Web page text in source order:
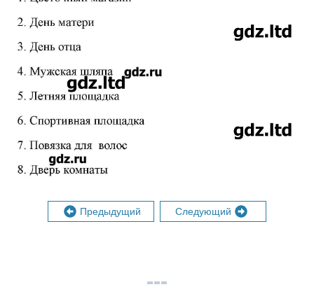
Предыдущий Следующий